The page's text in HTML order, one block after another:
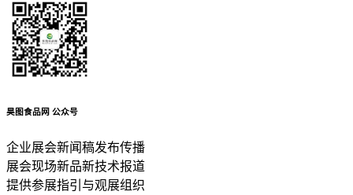
昊图食品网 公众号
企业展会新闻稿发布传播
展会现场新品新技术报道
提供参展指引与观展组织